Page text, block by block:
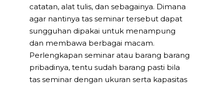
catatan, alat tulis, dan sebagainya. Dimana
agar nantinya tas seminar tersebut dapat
sungguhan dipakai untuk menampung
dan membawa berbagai macam.
Perlengkapan seminar atau barang barang
pribadinya, tentu sudah barang pasti bila
tas seminar dengan ukuran serta kapasitas